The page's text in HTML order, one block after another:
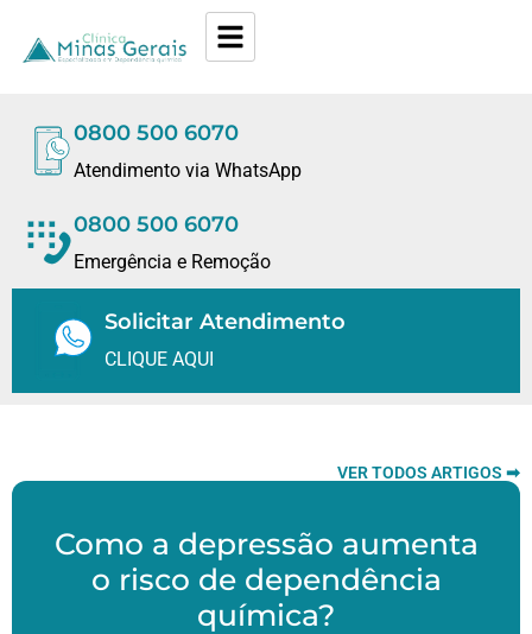
0800 500 6070
Atendimento via WhatsApp
0800 500 6070
Emergência e Remoção
Solicitar Atendimento
CLIQUE AQUI
VER TODOS ARTIGOS ➡
Como a depressão aumenta
o risco de dependência
química?